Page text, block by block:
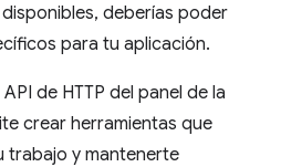
deberías poder
para tu aplicación.
de HTTP del panel de la
crear herramientas que
trabajo y mantenerte